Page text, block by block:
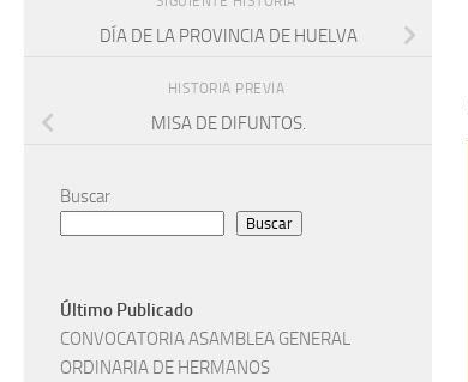
DÍA DE LA PROVINCIA DE HUELVA
HISTORIA PREVIA
MISA DE DIFUNTOS.
Buscar
Buscar
Último Publicado
CONVOCATORIA ASAMBLEA GENERAL
ORDINARIA DE HERMANOS